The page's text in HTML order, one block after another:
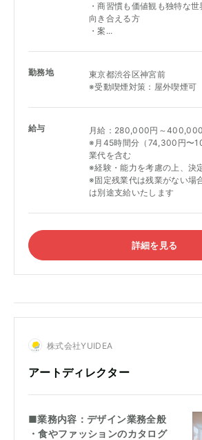
・商習慣も価値観も独特な
向き合える方
・案...
勤務地
東京都渋谷区神宮前
※受動喫煙対策：屋外喫煙可
給与
月給：280,000円～
※月45時間分（74,300円〜
業代を含む
※経験・能力を考慮の上、決
※固定残業代は残業がない場
は別途支給いたします
詳細を見る
株式会社YUIDEA
アートディレクター
■業務内容：デザイン業務全般
・食やファッションのカタログ